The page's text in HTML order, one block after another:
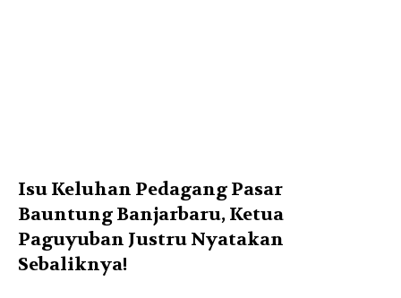
Isu Keluhan Pedagang Pasar
Bauntung Banjarbaru, Ketua
Paguyuban Justru Nyatakan
Sebaliknya!